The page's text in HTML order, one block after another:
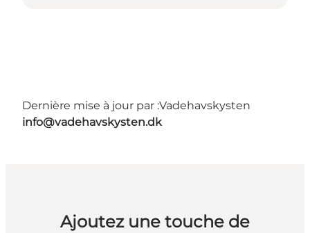
Dernière mise à jour par :Vadehavskysten
info@vadehavskysten.dk
Ajoutez une touche de